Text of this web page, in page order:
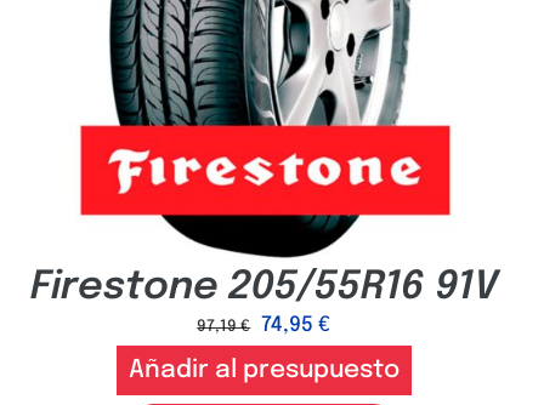
Firestone 205/55R16 91V
97,19€ 74,95€
Añadir al presupuesto